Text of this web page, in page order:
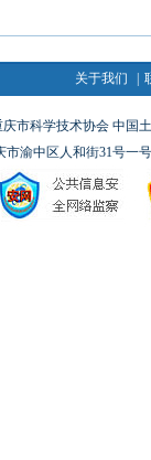
关于我们
市科学技术协会 中国
市渝中区人和街31号一